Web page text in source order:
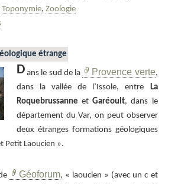
Toponymie,Zoologie
sur Le Grand et le Petit Laoucien
étrange
D ans le sud de la Provence verte,
dans la vallée de l’Issole, entre
La
Roquebrussanne etGaréoult, dans le
département du Var, on peut observer
deux étranges formations géologiques
Petit Laoucien ».
Géoforum, « laoucien » (avec un c et